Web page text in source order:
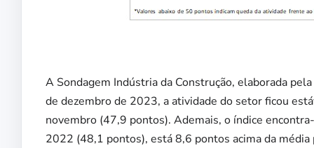
A Sondagem Indústria da Construção, elaborada
de dezembro de 2023, a atividade do setor ficou
novembro (47,9 pontos). Ademais, o índice
2022 (48,1 pontos), está 8,6 pontos acima da